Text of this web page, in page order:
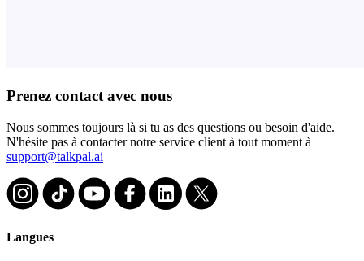
Prenez contact avec nous
Nous sommes toujours là si tu as des questions ou besoin d'aide.
N'hésite pas à contacter notre service client à tout moment à
support@talkpal.ai
Langues